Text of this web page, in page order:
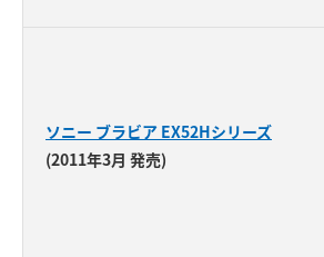
ソニー ブラビア EX52Hシリーズ
(2011年3月 発売)